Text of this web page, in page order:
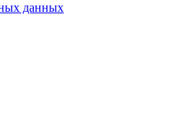
данных